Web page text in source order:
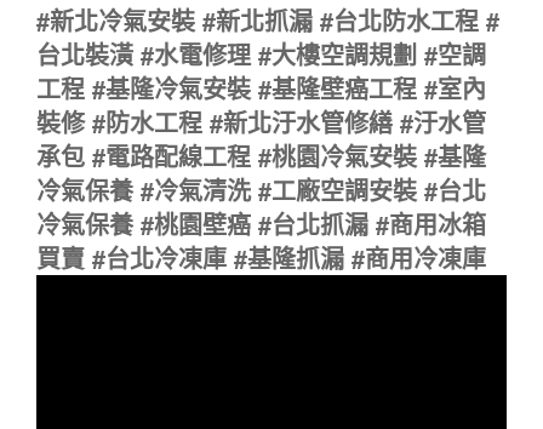
#新北冷氣安裝 #新北抓漏 #台北防水工程 #
台北裝潢 #水電修理 #大樓空調規劃 #空調
工程 #基隆冷氣安裝 #基隆壁癌工程 #室內
裝修 #防水工程 #新北汙水管修繕 #汙水管
承包 #電路配線工程 #桃園冷氣安裝 #基隆
冷氣保養 #冷氣清洗 #工廠空調安裝 #台北
冷氣保養 #桃園壁癌 #台北抓漏 #商用冰箱
買賣 #台北冷凍庫 #基隆抓漏 #商用冷凍庫